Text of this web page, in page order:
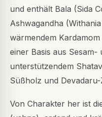
und enthält Bala (Sida
Ashwagandha
wärmendem
einer Basis aus Sesam-
unterstützendem
Süßholz und Devadaru-
Von Charakter her ist